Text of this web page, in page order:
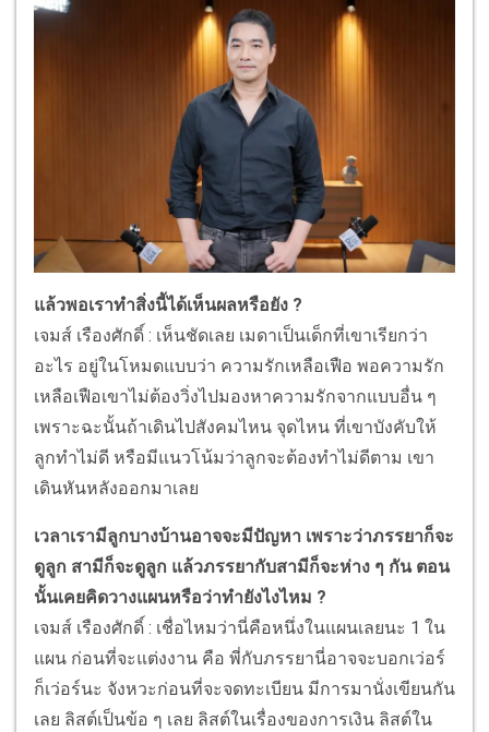
แล้วพอเราทำสิ่งนี้ได้เห็นผลหรือยัง ?
เจมส์ เรืองศักดิ์ : เห็นชัดเลย เมดาเป็นเด็กที่เขาเรียกว่า
อะไร อยู่ในโหมดแบบว่า ความรักเหลือเฟือ พอความรัก
เหลือเฟือเขาไม่ต้องวิ่งไปมองหาความรักจากแบบอื่น ๆ
เพราะฉะนั้นถ้าเดินไปสังคมไหน จุดไหน ที่เขาบังคับให้
ลูกทำไม่ดี หรือมีแนวโน้มว่าลูกจะต้องทำไม่ดีตาม เขา
เดินหันหลังออกมาเลย
เวลาเรามีลูกบางบ้านอาจจะมีปัญหา เพราะว่าภรรยาก็จะ
ดูลูก สามีก็จะดูลูก แล้วภรรยากับสามีก็จะห่าง ๆ กัน ตอน
นั้นเคยคิดวางแผนหรือว่าทำยังไงไหม ?
เจมส์ เรืองศักดิ์ : เชื่อไหมว่านี่คือหนึ่งในแผนเลยนะ 1 ใน
แผน ก่อนที่จะแต่งงาน คือ พี่กับภรรยานี่อาจจะบอกเว่อร์
ก็เว่อร์นะ จังหวะก่อนที่จะจดทะเบียน มีการมานั่งเขียนกัน
เลย ลิสต์เป็นข้อ ๆ เลย ลิสต์ในเรื่องของการเงิน ลิสต์ใน